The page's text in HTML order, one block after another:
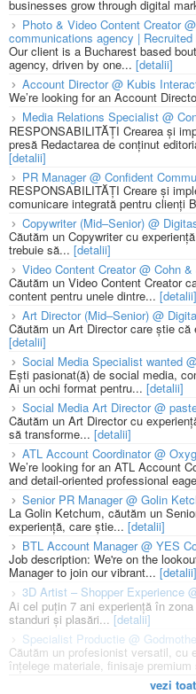
businesses grow through digital
Photo & Video Content Creator
communications agency |
Our client is a Bucharest based
agency, driven by one... [detalii]
Account Director @ Kubis
We’re looking for an Account
Media Relations Specialist @
RESPONSABILITĂȚI Crearea și
presă Redactarea de conținut
[detalii]
PR Manager @ Confident
RESPONSABILITĂȚI Creare și
comunicare integrată pentru clienți
Copywriter (Mid–Senior) @
Căutăm un Copywriter cu
trebuie să... [detalii]
Video Content Creator @ Cohn
Căutăm un Video Content Creator
content pentru unele dintre... [detalii]
Art Director (Mid–Senior) @
Căutăm un Art Director care știe
[detalii]
Social Media Specialist wanted
Ești pasionat(ă) de social media,
Ai un ochi format pentru... [detalii]
Social Media Art Director @
Căutăm un Art Director cu
să transforme... [detalii]
ATL Account Coordinator @
We’re looking for an ATL Account
and detail-oriented professional
Senior PR Manager @ Golin
La Golin Ketchum, căutăm un
experiență, care știe... [detalii]
BTL Account Manager @ YES
Job description: We're on the
Manager to join our vibrant... [detalii]
3D Artist – Shopper Experience
Ai cel puțin 7 ani experiență în
standuri și plasări...[detalii]
Specialist Productie @
Căutăm un profesionist versatil, cu
înțelege materiale, finisaje premium
vezi